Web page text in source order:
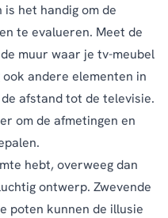
het handig om de
te evalueren. Meet de
muur waar je tv-meubel
andere elementen in
afstand tot de televisie.
om de afmetingen en
hebt, overweeg dan
ontwerp. Zwevende
poten kunnen de illusie